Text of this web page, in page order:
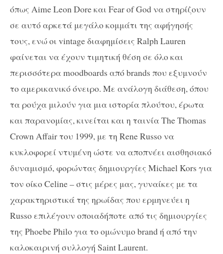
όπως Aime Leon Doreκαι Fear of Godνα στηρίζουν
σε αυτό αρκετά μεγάλο κομμάτι της αφήγησής
τους, ενώ οι vintageδιαφημίσεις Ralph Lauren
φαίνεται να έχουν τιμητική θέση σε όλο και
περισσότεραmoodboards απόbrands που εξυμνούν
το αμερικανικό όνειρο. Με ανάλογη διάθεση, όπου
τα ρούχα μιλούν για μια ιστορία πλούτου, έρωτα
και παρανομίας, κινείται και η ταινίαTheThomas
Crown Affairτου 1999, με τη Rene Russoνα
κυκλοφορεί ντυμένη ώστε να αποπνέει αισθησιακό
δυναμισμό, φορώντας δημιουργίες Michael Kors για
τον οίκο Celine – στις μέρες μας, γυναίκες με τα
χαρακτηριστικά της ηρωίδας που ερμηνεύει η
Russoεπιλέγουν οποιαδήποτε από τις δημιουργίες
της Phoebe Philoγια το ομώνυμοbrandή από την
καλοκαιρινή συλλογή Saint Laurent.